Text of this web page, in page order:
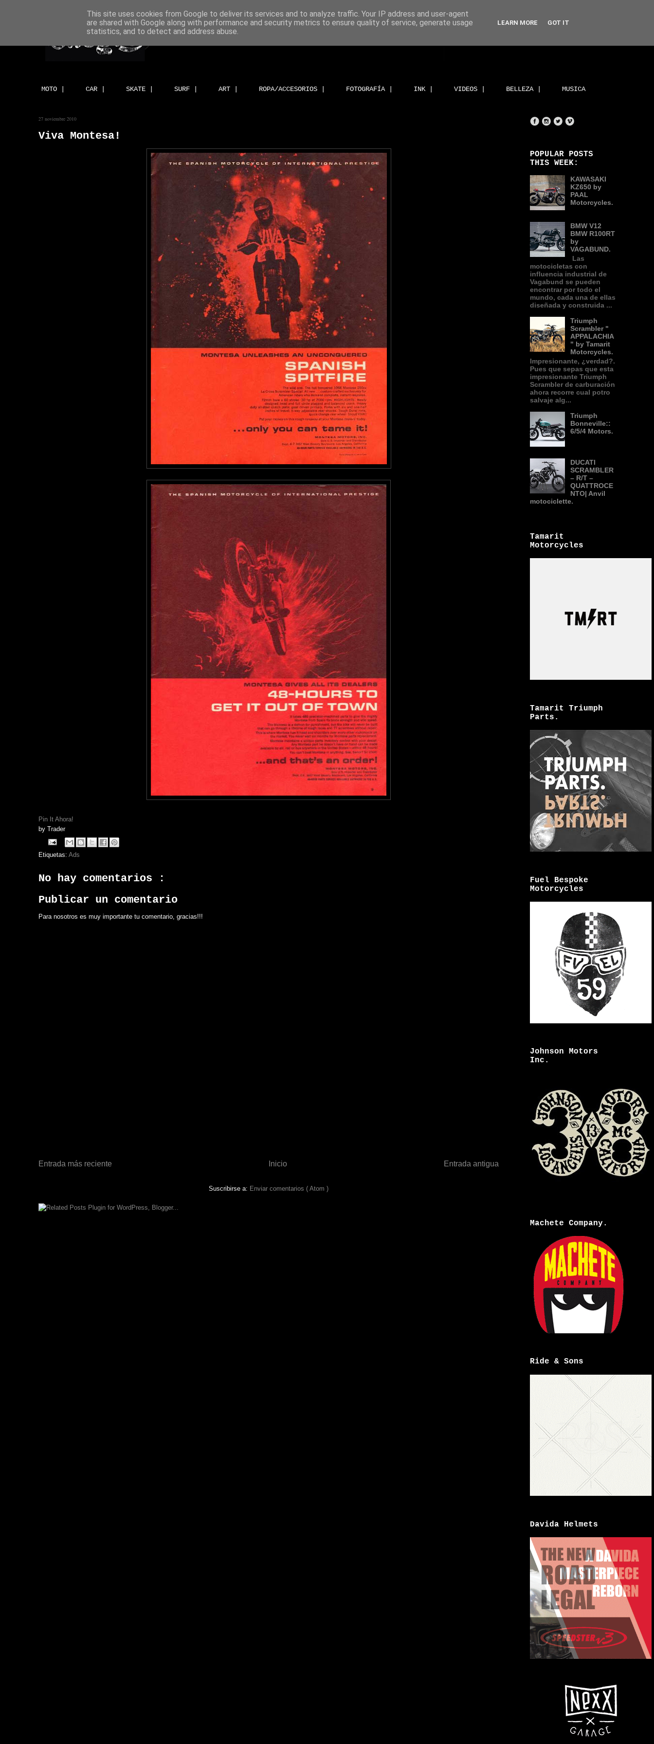
MOTO | CAR | SKATE | SURF | ART | ROPA/ACCESORIOS | FOTOGRAFÍA | INK | VIDEOS | BELLEZA | MUSICA
27 noviembre 2010
Viva Montesa!
Pin It Ahora!
by Trader
Etiquetas: Ads
No hay comentarios :
Publicar un comentario
Para nosotros es muy importante tu comentario, gracias!!!
Entrada más reciente Entrada antigua
Inicio
Suscribirse a: Enviar comentarios ( Atom )
POPULAR POSTS
THIS WEEK:
KAWASAKI
KZ650 by
PAAL
Motorcycles.
BMW V12
BMW R100RT
by
VAGABUND.
Las
motocicletas con
influencia industrial de
Vagabund se pueden
encontrar por todo el
mundo, cada una de ellas
diseñada y construida ...
Triumph
Scrambler "
APPALACHIA
" by Tamarit
Motorcycles.
Impresionante, ¿verdad?.
Pues que sepas que esta
impresionante Triumph
Scrambler de carburación
ahora recorre cual potro
salvaje alg...
Triumph
Bonneville::
6/5/4 Motors.
DUCATI
SCRAMBLER
– R/T –
QUATTROCE
NTO| Anvil
motociclette.
Tamarit
Motorcycles
Tamarit Triumph
Parts.
Fuel Bespoke
Motorcycles
Johnson Motors
Inc.
Machete Company.
Ride & Sons
Davida Helmets
This site uses cookies from Google to deliver its services and to analyze traffic. Your IP address and user-agent
are shared with Google along with performance and security metrics to ensure quality of service, generate usage
statistics, and to detect and address abuse.
LEARN MORE GOT IT